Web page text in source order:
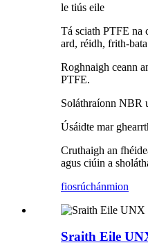
le tiús eile
Tá sciath PTFE na
ard, réidh, frith-
Roghnaigh ceann
PTFE.
Soláthraíonn NBR
Úsáidte mar
Cruthaigh an
agus ciúin a
fiosrúchánmion
Sraith Eile